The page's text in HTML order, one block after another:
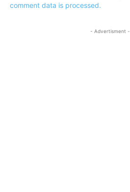
comment data is processed.
- Advertisment -